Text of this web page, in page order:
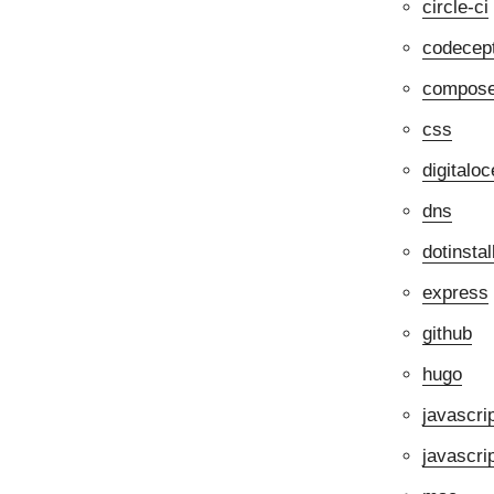
circle-ci
css
dns
dotinstall
express
github
hugo